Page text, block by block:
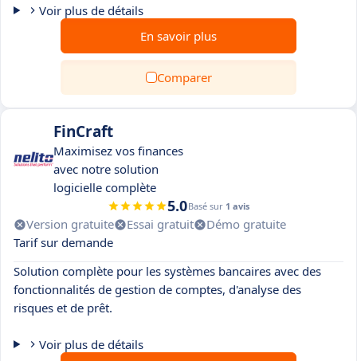
Voir plus de détails
En savoir plus
Comparer
FinCraft
Maximisez vos finances
avec notre solution
logicielle complète
5.0Basé sur 1 avis
Version gratuite Essai gratuit
Démo gratuite
Tarif sur demande
Solution complète pour les systèmes bancaires avec des
fonctionnalités de gestion de comptes, d'analyse des
risques et de prêt.
Voir plus de détails